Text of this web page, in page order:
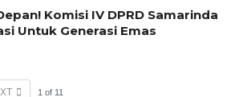
Komisi IV DPRD Samarinda
Untuk Generasi Emas
1 of 11